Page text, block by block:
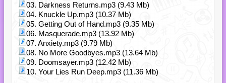
03. Darkness Returns.mp3 (9.43 Mb)
04. Knuckle Up.mp3 (10.37 Mb)
05. Getting Out of Hand.mp3 (9.35 Mb)
06. Masquerade.mp3 (13.92 Mb)
07. Anxiety.mp3 (9.79 Mb)
08. No More Goodbyes.mp3 (13.64 Mb)
09. Doomsayer.mp3 (12.42 Mb)
10. Your Lies Run Deep.mp3 (11.36 Mb)